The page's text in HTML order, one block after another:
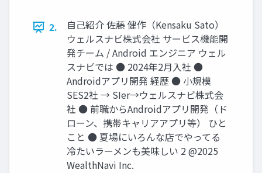
2.
⾃⼰紹介 佐藤 健作（Kensaku Sato）
ウェルスナビ株式会社 サービス機能開
発チーム / Android エンジニア ウェル
スナビでは ● 2024年2⽉⼊社 ●
Androidアプリ開発 経歴 ● 小規模
SES2社 → SIer→ウェルスナビ株式会
社 ● 前職からAndroidアプリ開発（ド
ローン、携帯キャリアアプリ等） ひと
こと ● 夏場にいろんな店でやってる
冷たいラーメンも美味しい 2 @2025
WealthNavi Inc.